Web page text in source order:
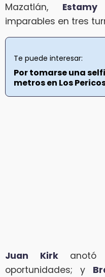
Mazatlán,
imparables en tres
Te puede interesar:
Por tomarse una
metros en Los
Juan Kirkanotó
oportunidades; y